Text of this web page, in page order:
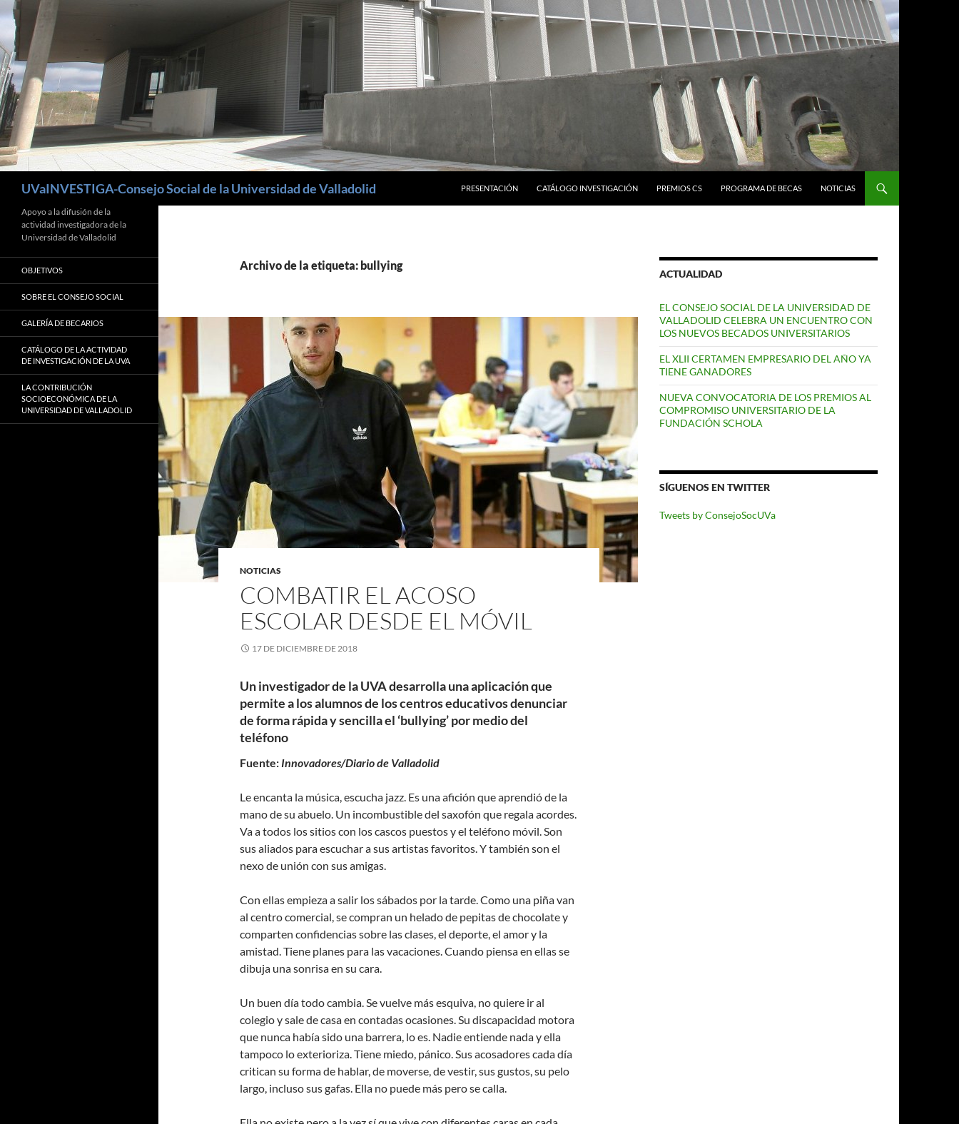
UVaINVESTIGA-Consejo Social de la Universidad de Valladolid
PRESENTACIÓN
CATÁLOGO INVESTIGACIÓN PREMIOS CS PROGRAMA DE BECAS NOTICIAS
Archivo de la etiqueta: bullying
NOTICIAS
COMBATIR EL ACOSO
ESCOLAR DESDE EL MÓVIL
17 DE DICIEMBRE DE 2018
Un investigador de la UVA desarrolla una aplicación que
permite a los alumnos de los centros educativos denunciar
de forma rápida y sencilla el ‘bullying’ por medio del
teléfono
Fuente: Innovadores/Diario de Valladolid
Le encanta la música, escucha jazz. Es una afición que aprendió de la
mano de su abuelo. Un incombustible del saxofón que regala acordes.
Va a todos los sitios con los cascos puestos y el teléfono móvil. Son
sus aliados para escuchar a sus artistas favoritos. Y también son el
nexo de unión con sus amigas.
Con ellas empieza a salir los sábados por la tarde. Como una piña van
al centro comercial, se compran un helado de pepitas de chocolate y
comparten confidencias sobre las clases, el deporte, el amor y la
amistad. Tiene planes para las vacaciones. Cuando piensa en ellas se
dibuja una sonrisa en su cara.
Un buen día todo cambia. Se vuelve más esquiva, no quiere ir al
colegio y sale de casa en contadas ocasiones. Su discapacidad motora
que nunca había sido una barrera, lo es. Nadie entiende nada y ella
tampoco lo exterioriza. Tiene miedo, pánico. Sus acosadores cada día
critican su forma de hablar, de moverse, de vestir, sus gustos, su pelo
largo, incluso sus gafas. Ella no puede más pero se calla.
ACTUALIDAD
EL CONSEJO SOCIAL DE LA UNIVERSIDAD DE
VALLADOLID CELEBRA UN ENCUENTRO CON
LOS NUEVOS BECADOS UNIVERSITARIOS
EL XLII CERTAMEN EMPRESARIO DEL AÑO YA
TIENE GANADORES
NUEVA CONVOCATORIA DE LOS PREMIOS AL
COMPROMISO UNIVERSITARIO DE LA
FUNDACIÓN SCHOLA
SÍGUENOS EN TWITTER
Tweets by ConsejoSocUVa
Apoyo a la difusión de la
actividad investigadora de la
Universidad de Valladolid
OBJETIVOS
SOBRE EL CONSEJO SOCIAL
GALERÍA DE BECARIOS
CATÁLOGO DE LA ACTIVIDAD
DE INVESTIGACIÓN DE LA UVA
LA CONTRIBUCIÓN
SOCIOECONÓMICA DE LA
UNIVERSIDAD DE VALLADOLID